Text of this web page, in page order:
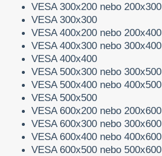
VESA 300x200 nebo 200x300
VESA 300x300
VESA 400x200 nebo 200x400
VESA 400x300 nebo 300x400
VESA 400x400
VESA 500x300 nebo 300x500
VESA 500x400 nebo 400x500
VESA 500x500
VESA 600x200 nebo 200x600
VESA 600x300 nebo 300x600
VESA 600x400 nebo 400x600
VESA 600x500 nebo 500x600